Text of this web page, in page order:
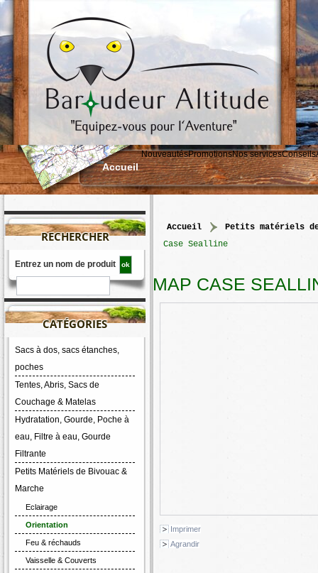
Accueil
NouveautésPromotionsNos servicesConseils
RECHERCHER
Entrez un nom de produit
CATÉGORIES
Sacs à dos, sacs étanches,
poches
Tentes, Abris, Sacs de
Couchage & Matelas
Hydratation, Gourde, Poche à
eau, Filtre à eau, Gourde
Filtrante
Petits Matériels de Bivouac &
Marche
Eclairage
Orientation
Feu & réchauds
Vaisselle & Couverts
accueil >
petits matériels
Case Sealline
MAP CASE
Imprimer
Agrandir